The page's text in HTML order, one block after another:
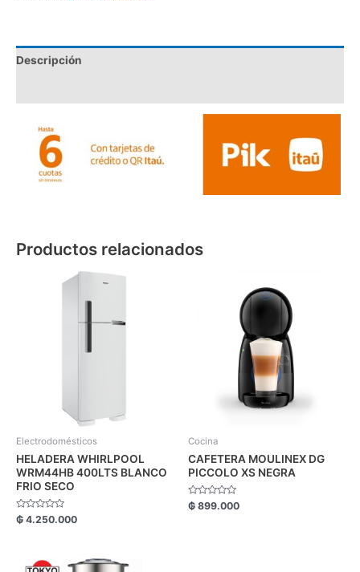
Descripción
Productos relacionados
Electrodomésticos
HELADERA WHIRLPOOL
WRM44HB 400LTS BLANCO
FRIO SECO
Valorado
con
₲ 4.250.000
Cocina
CAFETERA MOULINEX DG
PICCOLO XS NEGRA
Valorado
con
₲ 899.000
El
El